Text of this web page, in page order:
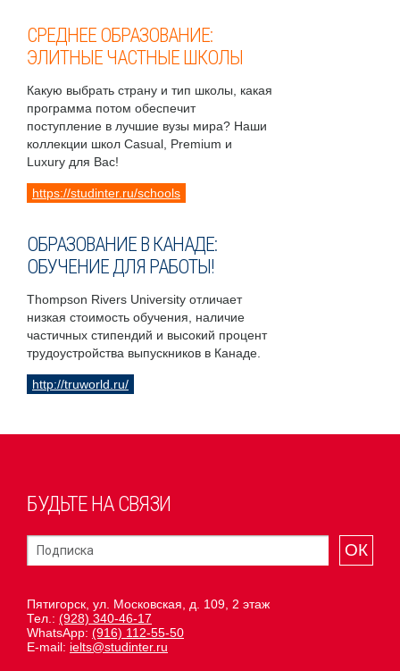
СРЕДНЕЕ ОБРАЗОВАНИЕ:
ЭЛИТНЫЕ ЧАСТНЫЕ ШКОЛЫ
Какую выбрать страну и тип школы, какая
программа потом обеспечит
поступление в лучшие вузы мира? Наши
коллекции школ Casual, Premium и
Luxury для Вас!
https://studinter.ru/schools
ОБРАЗОВАНИЕ В КАНАДЕ:
ОБУЧЕНИЕ ДЛЯ РАБОТЫ!
Thompson Rivers University отличает
низкая стоимость обучения, наличие
частичных стипендий и высокий процент
трудоустройства выпускников в Канаде.
http://truworld.ru/
БУДЬТЕ НА СВЯЗИ
ОК
Пятигорск, ул. Московская, д. 109, 2 этаж
Тел.: (928) 340-46-17
WhatsApp: (916) 112-55-50
E-mail: ielts@studinter.ru